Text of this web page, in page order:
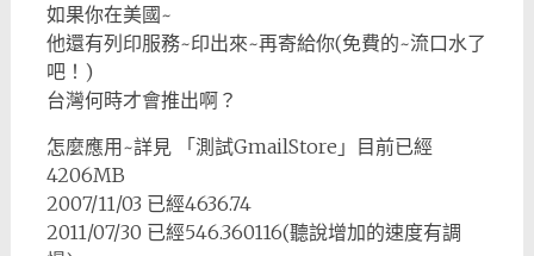
如果你在美國~
他還有列印服務~印出來~再寄給你(免費的~流口水了
吧！)
台灣何時才會推出啊？
怎麼應用~詳見 「測試GmailStore」目前已經
4206MB
2007/11/03 已經4636.74
2011/07/30 已經546.360116(聽說增加的速度有調